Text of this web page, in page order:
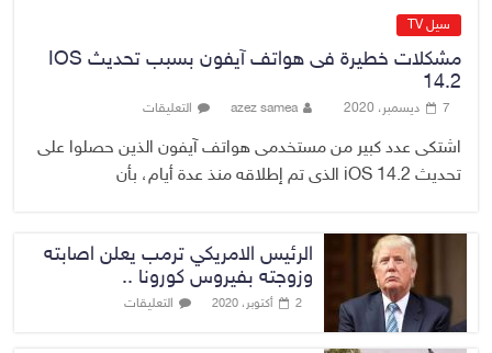
سيل TV
مشكلات خطيرة فى هواتف آيفون بسبب تحديث IOS
14.2
7 ديسمبر، 2020 azez samea التعليقات
اشتكى عدد كبير من مستخدمى هواتف آيفون الذين حصلوا على
تحديث iOS 14.2 الذى تم إطلاقه منذ عدة أيام، بأن
الرئيس الامريكي ترمب يعلن اصابته
وزوجته بفيروس كورونا ..
2 أكتوبر، 2020 التعليقات